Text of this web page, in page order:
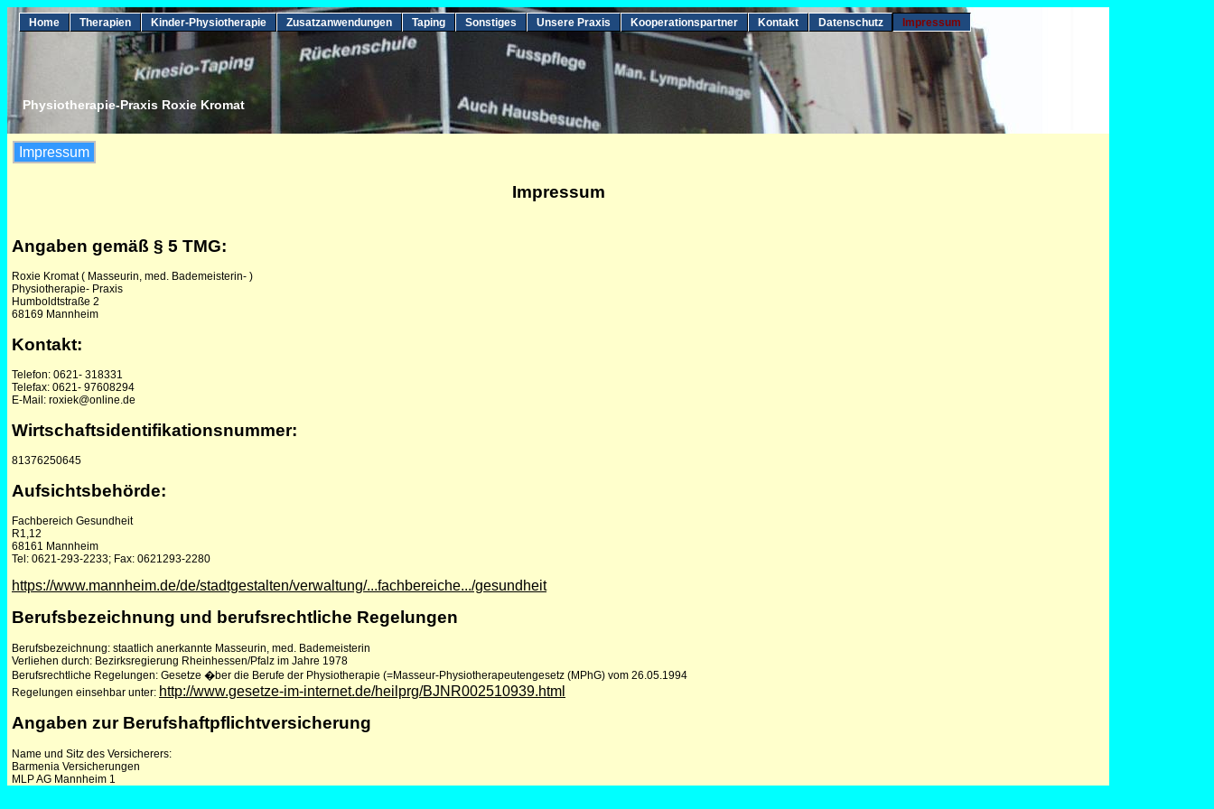
Home Therapien Kinder-Physiotherapie Zusatzanwendungen Taping Sonstiges Unsere Praxis Kooperationspartner Kontakt Datenschutz Impressum
Physiotherapie-Praxis Roxie Kromat
Impressum
Impressum
Angaben gemäß § 5 TMG:
Roxie Kromat ( Masseurin, med. Bademeisterin- )
Physiotherapie- Praxis
Humboldtstraße 2
68169 Mannheim
Kontakt:
Telefon: 0621- 318331
Telefax: 0621- 97608294
E-Mail: roxiek@online.de
Wirtschaftsidentifikationsnummer:
81376250645
Aufsichtsbehörde:
Fachbereich Gesundheit
R1,12
68161 Mannheim
Tel: 0621-293-2233; Fax: 0621293-2280
https://www.mannheim.de/de/stadtgestalten/verwaltung/...fachbereiche.../gesundheit
Berufsbezeichnung und berufsrechtliche Regelungen
Berufsbezeichnung: staatlich anerkannte Masseurin, med. Bademeisterin
Verliehen durch: Bezirksregierung Rheinhessen/Pfalz im Jahre 1978
Berufsrechtliche Regelungen: Gesetze �ber die Berufe der Physiotherapie (=Masseur-Physiotherapeutengesetz (MPhG) vom 26.05.1994
Regelungen einsehbar unter: http://www.gesetze-im-internet.de/heilprg/BJNR002510939.html
Angaben zur Berufshaftpflichtversicherung
Name und Sitz des Versicherers:
Barmenia Versicherungen
MLP AG Mannheim 1